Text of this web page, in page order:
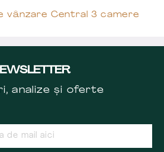
vânzare Central 3 camere
analize și oferte